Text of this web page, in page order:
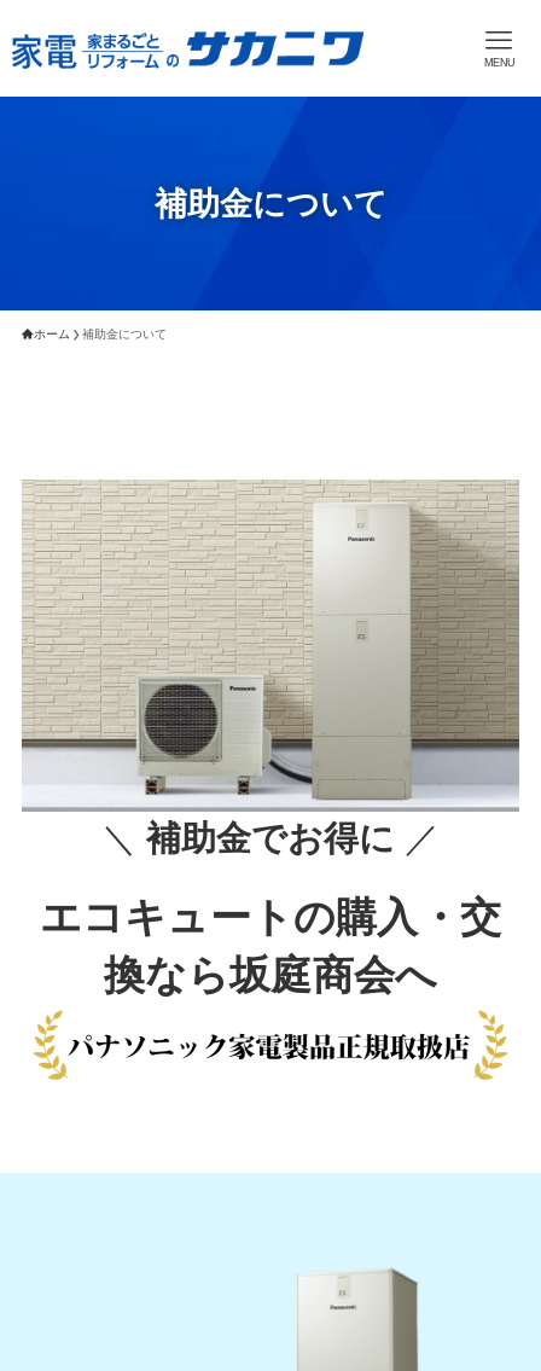
MENU
補助金について
ホーム 補助金について
＼補助金でお得に ／
エコキュートの購入・交
換なら坂庭商会へ